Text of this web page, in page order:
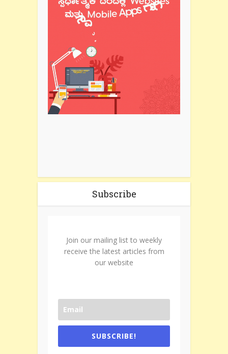
Subscribe
Join our mailing list to weekly
receive the latest articles from
our website
SUBSCRIBE!